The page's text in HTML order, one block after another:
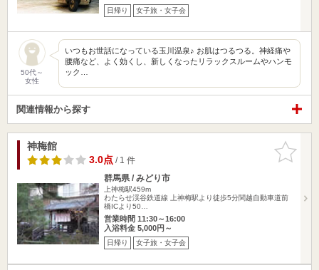
日帰り 女子旅・女子会
50代～
女性
いつもお世話になっている玉川温泉♪ お肌はつるつる。神経痛や
腰痛など、よく効くし、新しくなったリラックスルームやハンモ
ック…
関連情報から探す
お気に入
りに追加
神梅館
3.0点/ 1 件
群馬県 / みどり市
上神梅駅459m
わたらせ渓谷鉄道線 上神梅駅より徒歩5分関越自動車道前
橋ICより50…
営業時間 11:30～16:00
入浴料金 5,000円～
日帰り 女子旅・女子会